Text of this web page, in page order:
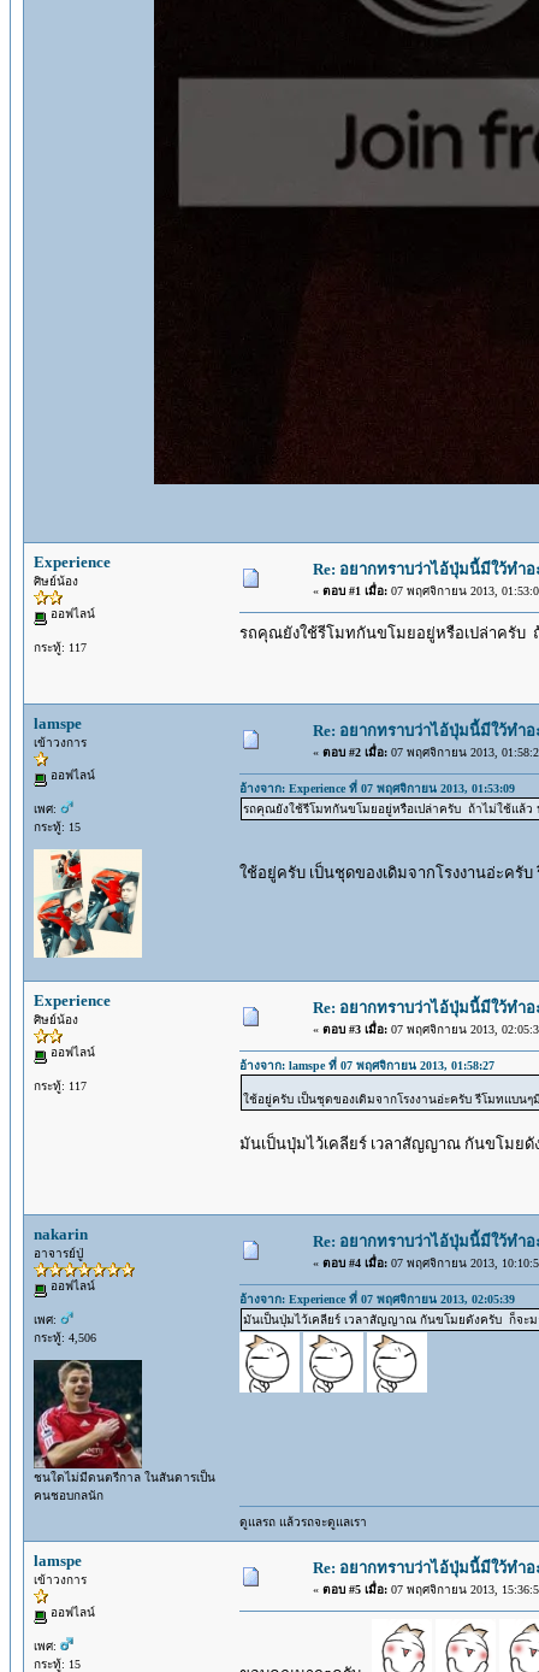
Experience
ศิษย์น้อง
ออฟไลน์
กระทู้: 117
Re: อยากทราบว่าไอ้ปุ่มนี้มีใว้ทำอ
« ตอบ #1 เมื่อ: 07 พฤศจิกายน 2013,
รถคุณยังใช้รีโมทกันขโมยอยู่หรือเปล่าครับ
lamspe
เข้าวงการ
ออฟไลน์
เพศ:
กระทู้: 15
Re: อยากทราบว่าไอ้ปุ่มนี้มีใว้ทำอ
« ตอบ #2 เมื่อ: 07 พฤศจิกายน 2013,
อ้างจาก: Experience ที่ 07 พฤศจิกายน 2013, 01:53:09
รถคุณยังใช้รีโมทกันขโมยอยู่หรือเปล่าครับ ถ้าไม่ใช้แล้ว
ใช้อยู่ครับ เป็นชุดของเดิมจากโรงงานอ่ะครั
Experience
ศิษย์น้อง
ออฟไลน์
กระทู้: 117
Re: อยากทราบว่าไอ้ปุ่มนี้มีใว้ทำอ
« ตอบ #3 เมื่อ: 07 พฤศจิกายน 2013,
อ้างจาก: lamspe ที่ 07 พฤศจิกายน 2013, 01:58:27
ใช้อยู่ครับ เป็นชุดของเดิมจากโรงงานอ่ะครับ รีโมทแบน
มันเป็นปุ่มไว้เคลียร์ เวลาสัญญาณ กันขโมย
nakarin
อาจารย์ปู่
ออฟไลน์
เพศ:
กระทู้: 4,506
ชนใดไม่มีดนตรีกาล ในสันดารเป็น
คนชอบกลนัก
Re: อยากทราบว่าไอ้ปุ่มนี้มีใว้ทำอ
« ตอบ #4 เมื่อ: 07 พฤศจิกายน 2013,
อ้างจาก: Experience ที่ 07 พฤศจิกายน 2013, 02:05:39
มันเป็นปุ่มไว้เคลียร์ เวลาสัญญาณ กันขโมยดังครับ ก็จ
ดูแลรถ แล้วรถจะดูแลเรา
lamspe
เข้าวงการ
ออฟไลน์
เพศ:
กระทู้: 15
Re: อยากทราบว่าไอ้ปุ่มนี้มีใว้ทำอ
« ตอบ #5 เมื่อ: 07 พฤศจิกายน 2013,